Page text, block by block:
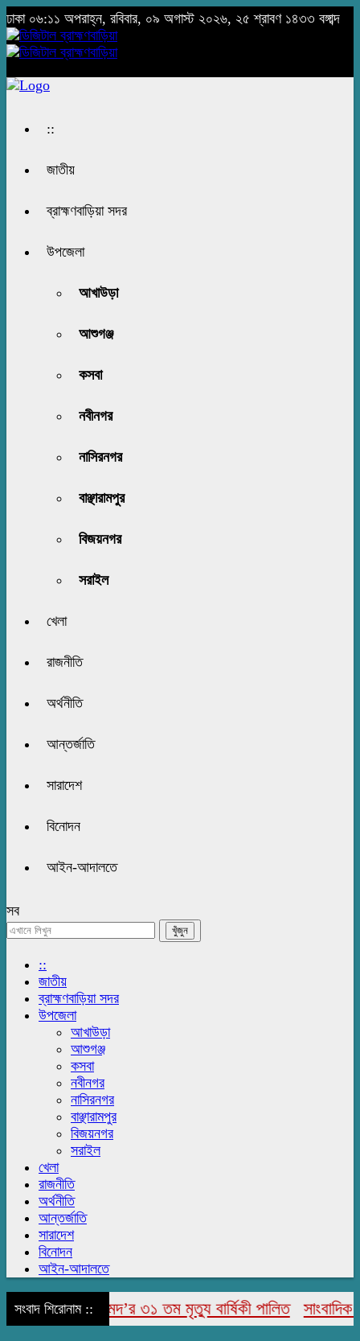
ঢাকা ০৬:১১ অপরাহ্ন, রবিবার, ০৯ অগাস্ট ২০২৬, ২৫ শ্রাবণ ১৪৩৩ বঙ্গাব্দ
::
জাতীয়
ব্রাহ্মণবাড়িয়া সদর
উপজেলা
আখাউড়া
আশুগঞ্জ
কসবা
নবীনগর
নাসিরনগর
বাঞ্ছারামপুর
বিজয়নগর
সরাইল
খেলা
রাজনীতি
অর্থনীতি
আন্তর্জাতি
সারাদেশ
বিনোদন
আইন-আদালতে
সব
::
জাতীয়
ব্রাহ্মণবাড়িয়া সদর
উপজেলা
আখাউড়া
আশুগঞ্জ
কসবা
নবীনগর
নাসিরনগর
বাঞ্ছারামপুর
বিজয়নগর
সরাইল
খেলা
রাজনীতি
অর্থনীতি
আন্তর্জাতি
সারাদেশ
বিনোদন
আইন-আদালতে
সংবাদ শিরোনাম ::
উদ্দিন আহমেদ’র ৩১ তম মৃত্যু বার্ষিকী পালিত সাংবাদিক